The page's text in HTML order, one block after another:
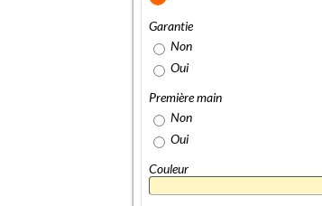
Garantie
Non
Oui
Première main
Non
Oui
Couleur